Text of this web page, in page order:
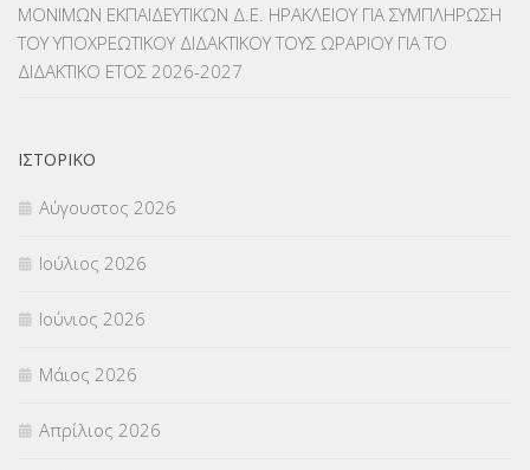
ΜΕΤΑΦΟΡΑ ΜΑΘΗΤΩΝ(3)
ΝΟΜΟΘΕΣΙΑ(66)
ΜΟΝΙΜΩΝ ΕΚΠΑΙΔΕΥΤΙΚΩΝ Δ.Ε. ΗΡΑΚΛΕΙΟΥ ΓΙΑ ΣΥΜΠΛΗΡΩΣΗ
ΤΟΥ ΥΠΟΧΡΕΩΤΙΚΟΥ ΔΙΔΑΚΤΙΚΟΥ ΤΟΥΣ ΩΡΑΡΙΟΥ ΓΙΑ ΤΟ
ΔΙΔΑΚΤΙΚΟ ΕΤΟΣ 2026-2027
ΙΣΤΟΡΙΚΌ
Αύγουστος 2026
Ιούλιος 2026
Ιούνιος 2026
Μάιος 2026
Απρίλιος 2026